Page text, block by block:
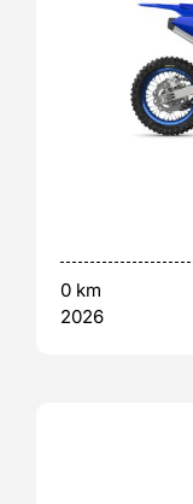
0 km
2026